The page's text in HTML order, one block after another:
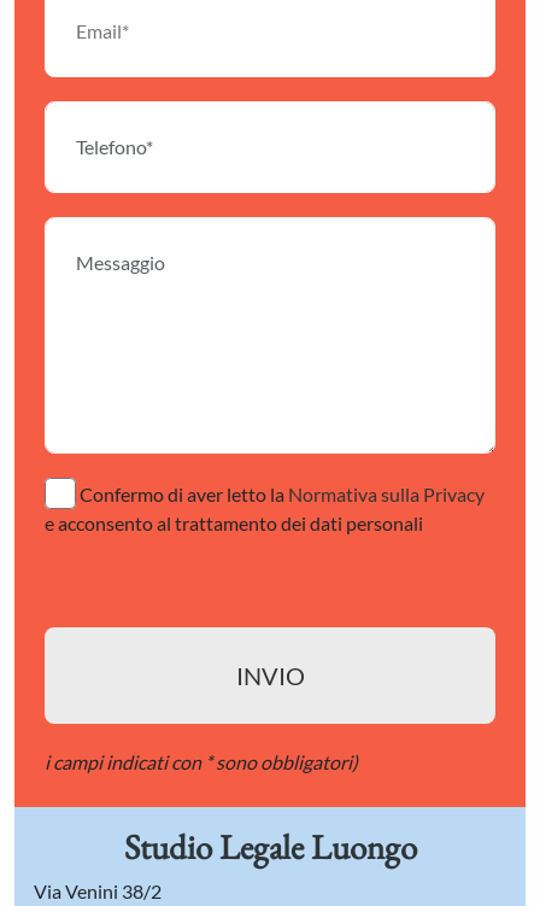
Confermo di aver letto la Normativa sulla Privacy
e acconsento al trattamento dei dati personali
i campi indicati con * sono obbligatori)
Studio Legale Luongo
Via Venini 38/2